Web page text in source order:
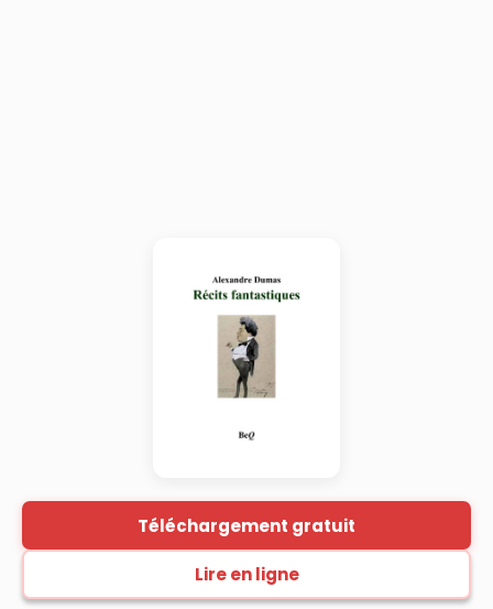
Téléchargement gratuit
Lire en ligne